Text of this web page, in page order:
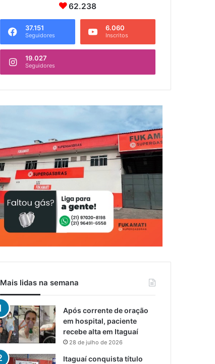
62.238
37.151
Seguidores
6.060
Inscritos
19.027
Seguidores
Mais lidas na semana
Após corrente de oração
em hospital, paciente
recebe alta em Itaguaí
28 de julho de 2026
Itaguaí conquista título